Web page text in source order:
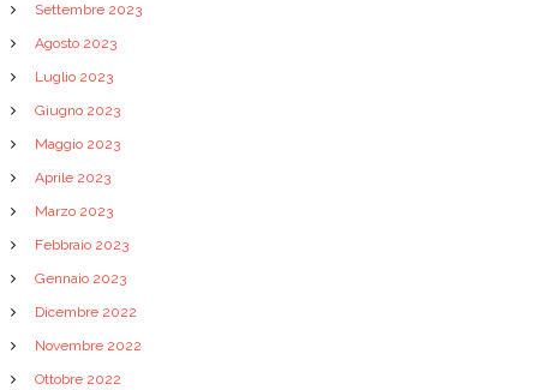
Settembre 2023
Agosto 2023
Luglio 2023
Giugno 2023
Maggio 2023
Aprile 2023
Marzo 2023
Febbraio 2023
Gennaio 2023
Dicembre 2022
Novembre 2022
Ottobre 2022